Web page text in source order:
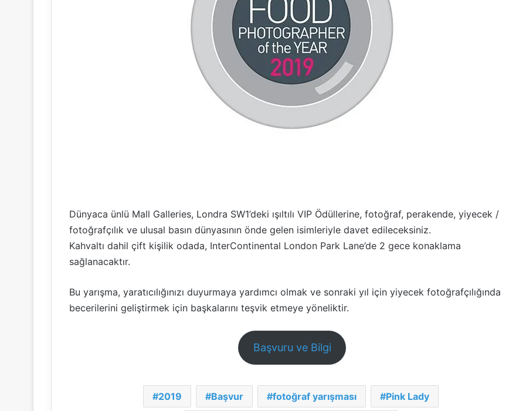
Dünyaca ünlü Mall Galleries, Londra SW1’deki ışıltılı VIP Ödüllerine, fotoğraf, perakende, yiyecek /
fotoğrafçılık ve ulusal basın dünyasının önde gelen isimleriyle davet edileceksiniz.
Kahvaltı dahil çift kişilik odada, InterContinental London Park Lane’de 2 gece konaklama
sağlanacaktır.
Bu yarışma, yaratıcılığınızı duyurmaya yardımcı olmak ve sonraki yıl için yiyecek fotoğrafçılığında
becerilerini geliştirmek için başkalarını teşvik etmeye yöneliktir.
Başvuru ve Bilgi
2019 Başvur fotoğraf yarışması Pink Lady